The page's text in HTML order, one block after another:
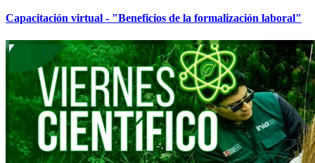
Capacitación virtual - "Beneficios de la formalización laboral"